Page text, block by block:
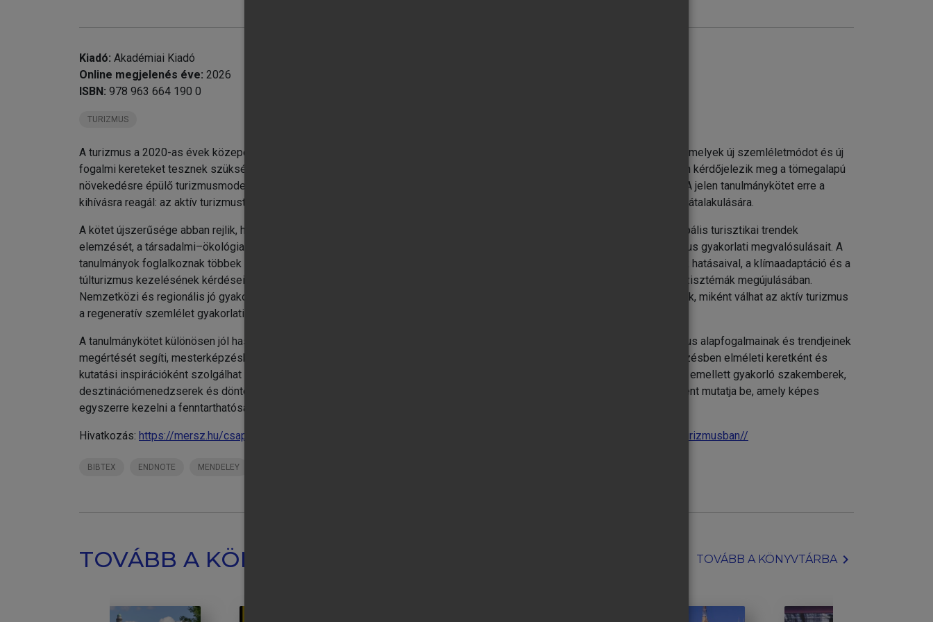
Kiadó: Akadémiai Kiadó
Online megjelenés éve: 2026
ISBN: 978 963 664 190 0
TURIZMUS
A turizmus a 2020-as évek közepére olyan komplex társadalmi–gazdasági és környezeti kihívások metszéspontjába került, amelyek új szemléletmódot és új
fogalmi kereteket tesznek szükségessé. A klímaváltozás, a túlturizmus, a digitalizáció és a társadalmi értékváltás együttesen kérdőjelezik meg a tömegalapú
növekedésre épülő turizmusmodelleket, miközben előtérbe helyezik az aktív, fenntartható és regeneratív megközelítéseket. A jelen tanulmánykötet erre a
kihívásra reagál: az aktív turizmust nem pusztán termékkategóriaként, hanem rendszerszintű válaszként értelmezi a turizmus átalakulására.
A kötet újszerűsége abban rejlik, hogy az aktív turizmust átfogó, multidiszciplináris keretben vizsgálja, összekapcsolva a globális turisztikai trendek
elemzését, a társadalmi–ökológiai rendszerként értelmezett turizmuselméletet, valamint a fenntartható és regeneratív turizmus gyakorlati megvalósulásait. A
tanulmányok foglalkoznak többek között a pandémia utáni turizmus új irányvonalaival, a generációs és technológiai változások hatásaival, a klímaadaptáció és a
túlturizmus kezelésének kérdéseivel, valamint az aktív turizmus szerepével az életminőség, a helyi közösségek és az ökoszisztémák megújulásában.
Nemzetközi és regionális jó gyakorlatok – például hosszútávú túraútvonalak és közösségvezérelt fejlesztések – szemléltetik, miként válhat az aktív turizmus
a regeneratív szemlélet gyakorlati eszközévé.
A tanulmánykötet különösen jól hasznosítható a turizmusoktatás több szintjén: alapképzésben az aktív és fenntartható turizmus alapfogalmainak és trendjeinek
megértését segíti, mesterképzésben rendszerszintű, stratégiai gondolkodásra ösztönöz, míg posztgraduális és doktori képzésben elméleti keretként és
kutatási inspirációként szolgálhat a turizmus társadalmi, környezeti és technológiai összefüggéseinek vizsgálatához. A kötet emellett gyakorló szakemberek,
desztinációmenedzserek és döntéshozók számára is releváns, mivel az aktív turizmust olyan jövőorientált fejlesztési irányként mutatja be, amely képes
egyszerre kezelni a fenntarthatóság, a versenyképesség és a társadalmi elfogadottság kérdéseit.
Hivatkozás: https://mersz.hu/csapody-jaszberenyi-miskolczi-fenntarthato-es-regenerativ-megkozelitesek-az-aktiv-es-okoturizmusban//
BIBTEX ENDNOTE MENDELEY
TOVÁBB A KÖNYVTÁRBA TOVÁBB A KÖNYVTÁRBAchevron_right